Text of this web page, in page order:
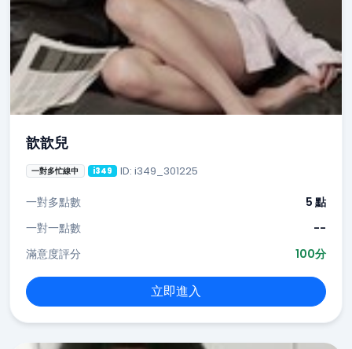
歆歆兒
一對多忙線中 i349 ID: i349_301225
一對多點數
5 點
一對一點數
--
滿意度評分
100分
立即進入